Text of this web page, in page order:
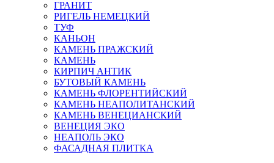
ГРАНИТ
РИГЕЛЬ НЕМЕЦКИЙ
ТУФ
КАНЬОН
КАМЕНЬ ПРАЖСКИЙ
КАМЕНЬ
КИРПИЧ АНТИК
БУТОВЫЙ КАМЕНЬ
КАМЕНЬ ФЛОРЕНТИЙСКИЙ
КАМЕНЬ НЕАПОЛИТАНСКИЙ
КАМЕНЬ ВЕНЕЦИАНСКИЙ
ВЕНЕЦИЯ ЭКО
НЕАПОЛЬ ЭКО
ФАСАДНАЯ ПЛИТКА